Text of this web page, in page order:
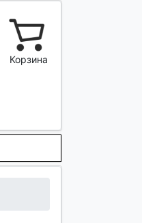
Корзина